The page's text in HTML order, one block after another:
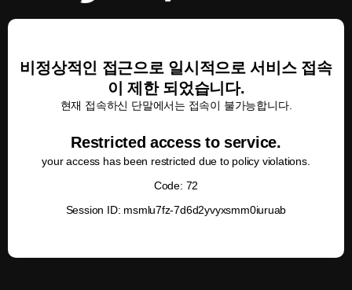
비정상적인 접근으로 일시적으로 서비스 접속
이 제한 되었습니다.
현재 접속하신 단말에서는 접속이 불가능합니다.
Restricted access to service.
your access has been restricted due to policy violations.
Code: 72
Session ID: msmlu7fz-7d6d2yvyxsmm0iuruab